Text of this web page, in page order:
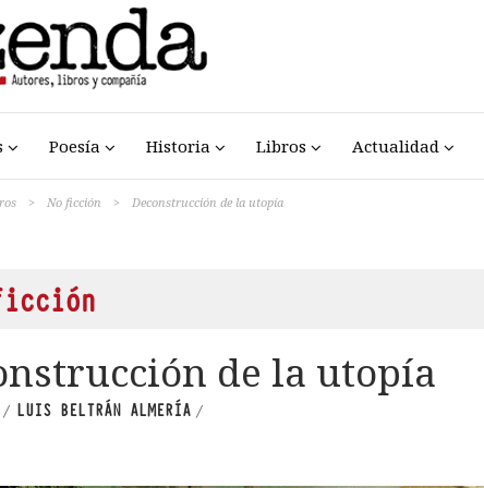
Poesía Historia Libros Actualidad
> No ficción > Deconstrucción de la utopía
de la utopía
/ LUIS BELTRÁN ALMERÍA /